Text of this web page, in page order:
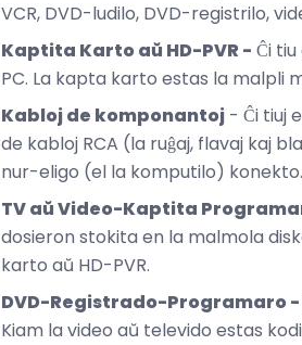
VCR, DVD-ludilo, DVD-registrilo,
Kaptita Karto aŭ HD-PVR - Ĉi
PC. La kapta karto estas la malpli
Kabloj de komponantoj - Ĉi tiuj
de kabloj RCA (la ruĝaj, flavaj kaj
nur-eligo (el la komputilo) konekto.
TV aŭ Video-Kaptita
dosieron stokita en la malmola
karto aŭ HD-PVR.
DVD-Registrado-Programaro -
Kiam la video aŭ televido estas